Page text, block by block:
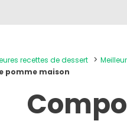
recettes de dessert
pomme maison